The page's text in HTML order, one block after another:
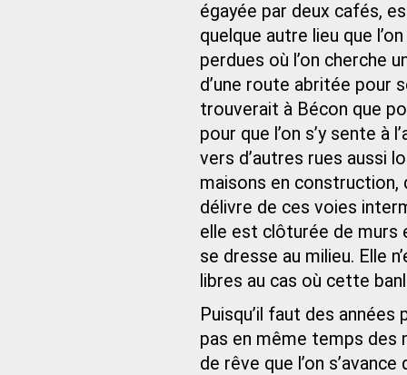
égayée par deux cafés,
quelque autre lieu que
perdues où l’on cherche
d’une route abritée pour
trouverait à Bécon que
pour que l’on s’y sente
vers d’autres rues aussi
maisons en construction,
délivre de ces voies
elle est clôturée de murs
se dresse au milieu. Elle
libres au cas où cette
Puisqu’il faut des
pas en même temps des
de rêve que l’on